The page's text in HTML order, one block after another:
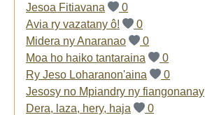
Jesoa Fitiavana
0
Avia ry vazatany ô!
0
Midera ny Anaranao
0
Moa ho haiko tantaraina
0
Ry Jeso Loharanon'aina
0
Jesosy no Mpiandry ny fiangonanay
Dera, laza, hery, haja
0